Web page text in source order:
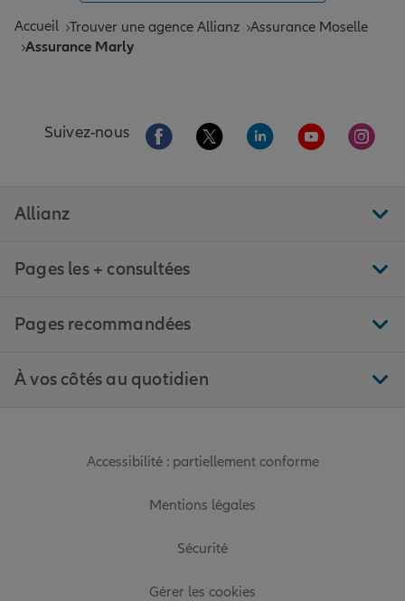
Accueil Trouver une agence Allianz Assurance Moselle
Assurance Marly
Suivez-nous Aller sur la page Facebook de Allianz
Aller sur la page Twitter de
Aller sur la page
Aller sur la
Aller
Allianz
Pages les + consultées
Pages recommandées
À vos côtés au quotidien
Accessibilité : partiellement conforme
Mentions légales
Sécurité
Gérer les cookies